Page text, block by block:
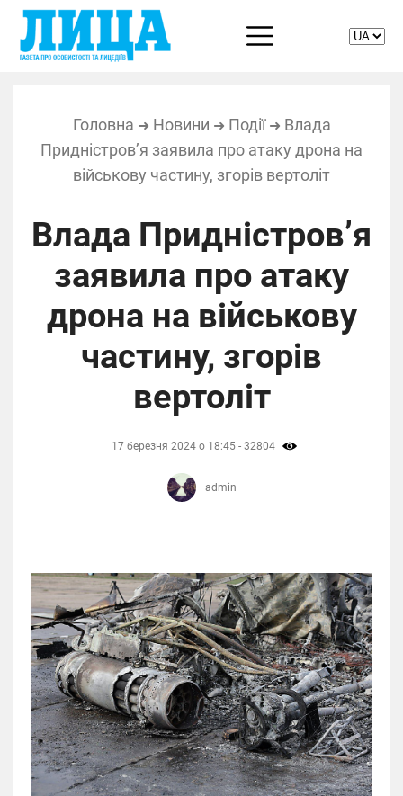
Головна ➜ Новини ➜ Події➜ Влада
Придністров’я заявила про атаку дрона на
військову частину, згорів вертоліт
Влада Придністров’я
заявила про атаку
дрона на військову
частину, згорів
вертоліт
17 березня 2024 о 18:45 - 32804
admin